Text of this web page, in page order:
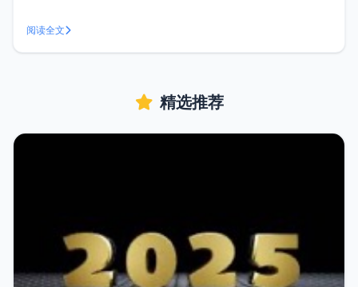
入ckeditor核心文件ckeditor.js二、在使用编辑器的地方插入
HTML控件textarea文本的默认HTML代
阅读全文
精选推荐